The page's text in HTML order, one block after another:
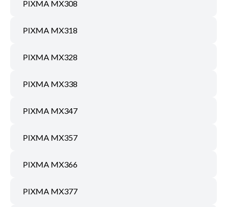
PIXMA MX308
PIXMA MX318
PIXMA MX328
PIXMA MX338
PIXMA MX347
PIXMA MX357
PIXMA MX366
PIXMA MX377